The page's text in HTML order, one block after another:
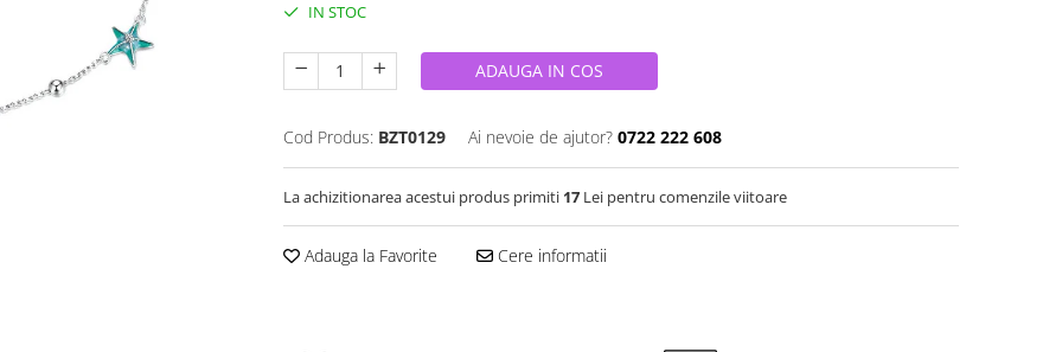
IN STOC
ADAUGA IN COS
Cod Produs: BZT0129 Ai nevoie de ajutor? 0722 222 608
La achizitionarea acestui produs primiti 17 Lei pentru comenzile viitoare
Adauga la Favorite Cere informatii